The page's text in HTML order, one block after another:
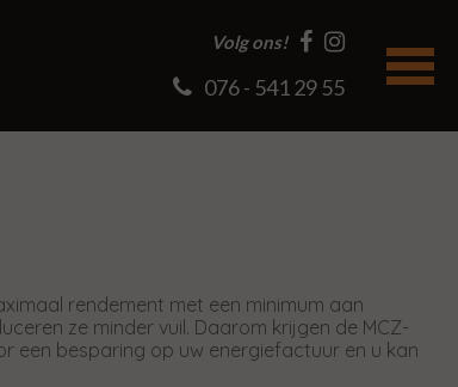
Volg ons!
076 - 541 29 55
rendement met een minimum aan
ze minder vuil. Daarom krijgen de MCZ-
een besparing op uw energiefactuur en u kan